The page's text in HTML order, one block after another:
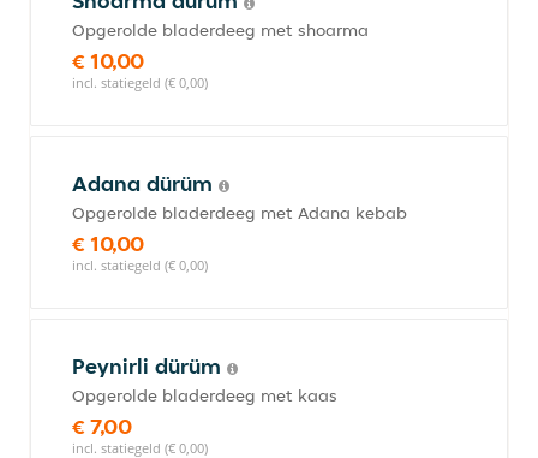
Opgerolde bladerdeeg met shoarma
€ 10,00
incl. statiegeld (€ 0,00)
Adana dürüm
Opgerolde bladerdeeg met Adana kebab
€ 10,00
incl. statiegeld (€ 0,00)
Peynirli dürüm
Opgerolde bladerdeeg met kaas
€ 7,00
incl. statiegeld (€ 0,00)